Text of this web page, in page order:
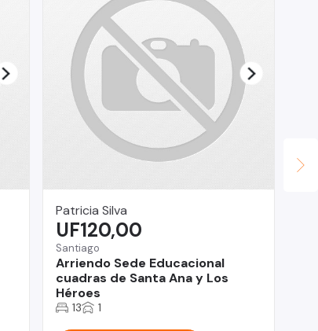
Patricia Silva
Santiago
Arriendo Sede Educacional
cuadras de Santa Ana y Los
Héroes
UF120,00
13 1